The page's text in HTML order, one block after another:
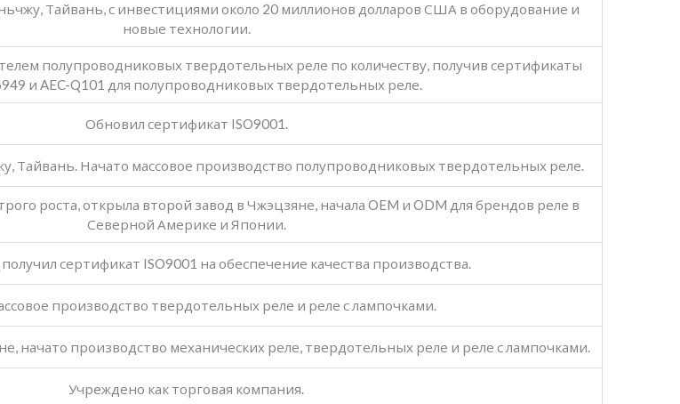
Тайвань, с инвестициями около 20 миллионов долларов США в оборудование и
новые технологии.
полупроводниковых твердотельных реле по количеству, получив сертификаты
и AEC-Q101 для полупроводниковых твердотельных реле.
Обновил сертификат ISO9001.
Тайвань. Начато массовое производство полупроводниковых твердотельных реле.
роста, открыла второй завод в Чжэцзяне, начала OEM и ODM для брендов реле в
Северной Америке и Японии.
сертификат ISO9001 на обеспечение качества производства.
производство твердотельных реле и реле с лампочками.
начато производство механических реле, твердотельных реле и реле с лампочками.
Учреждено как торговая компания.